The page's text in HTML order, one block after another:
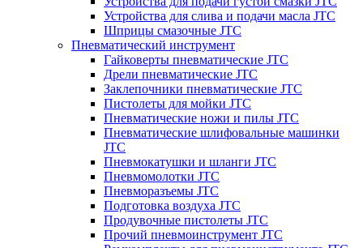
Устройства для слива и подачи масла JTC
Шприцы смазочные JTC
Пневматический инструмент
Гайковерты пневматические JTC
Дрели пневматические JTC
Заклепочники пневматические JTC
Пистолеты для мойки JTC
Пневматические ножи и пилы JTC
Пневматические шлифовальные машинки
JTC
Пневмокатушки и шланги JTC
Пневмомолотки JTC
Пневморазъемы JTC
Подготовка воздуха JTC
Продувочные пистолеты JTC
Прочий пневмоинструмент JTC